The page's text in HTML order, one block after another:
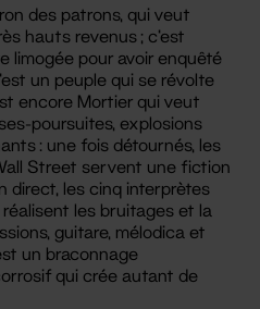
des patrons, qui veut
hauts revenus ; c’est
limogée pour avoir enquêté
un peuple qui se révolte
encore Mortier qui veut
poursuites, explosions
: une fois détournés, les
Street servent une fiction
direct, les cinq interprètes
les bruitages et la
guitare, mélodica et
un braconnage
qui crée autant de